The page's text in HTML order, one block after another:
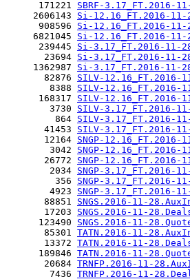
      171221
SBRF-3.17_FT.2016-
     2606143
Si-12.16_FT.2016-
      908596
Si-12.16_FT.2016-
     6821045
Si-12.16_FT.2016-11-
      239445
Si-3.17_FT.2016-11-
       23694
Si-3.17_FT.2016-11-
     1362987
Si-3.17_FT.2016-11-
       82876
SILV-12.16_FT.2016-
        8388
SILV-12.16_FT.2016-
      168317
SILV-12.16_FT.2016-
        3730
SILV-3.17_FT.2016-
         864
SILV-3.17_FT.2016-
       41453
SILV-3.17_FT.2016-
       12164
SNGP-
        3042
SNGP-12.16_FT.2016-
       26772
SNGP-12.16_FT.2016-
        2034
SNGP-3.17_FT.2016-
         356
SNGP-3.17_FT.2016-
        4923
SNGP-3.17_FT.2016-
       88851
SNGS.2016-11-
       17203
SNGS.2016-11-
      123490
SNGS.2016-11-
       85301
TATN.2016-11-
       13372
TATN.2016-11-
      189846
TATN.2016-11-
       20684
TRNFP.2016-11-
        7436
TRNFP.2016-11-